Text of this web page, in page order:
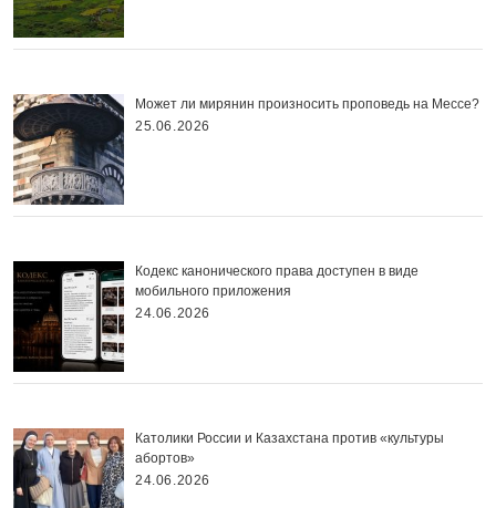
Может ли мирянин произносить проповедь на Мессе?
25.06.2026
Кодекс канонического права доступен в виде
мобильного приложения
24.06.2026
Католики России и Казахстана против «культуры
абортов»
24.06.2026